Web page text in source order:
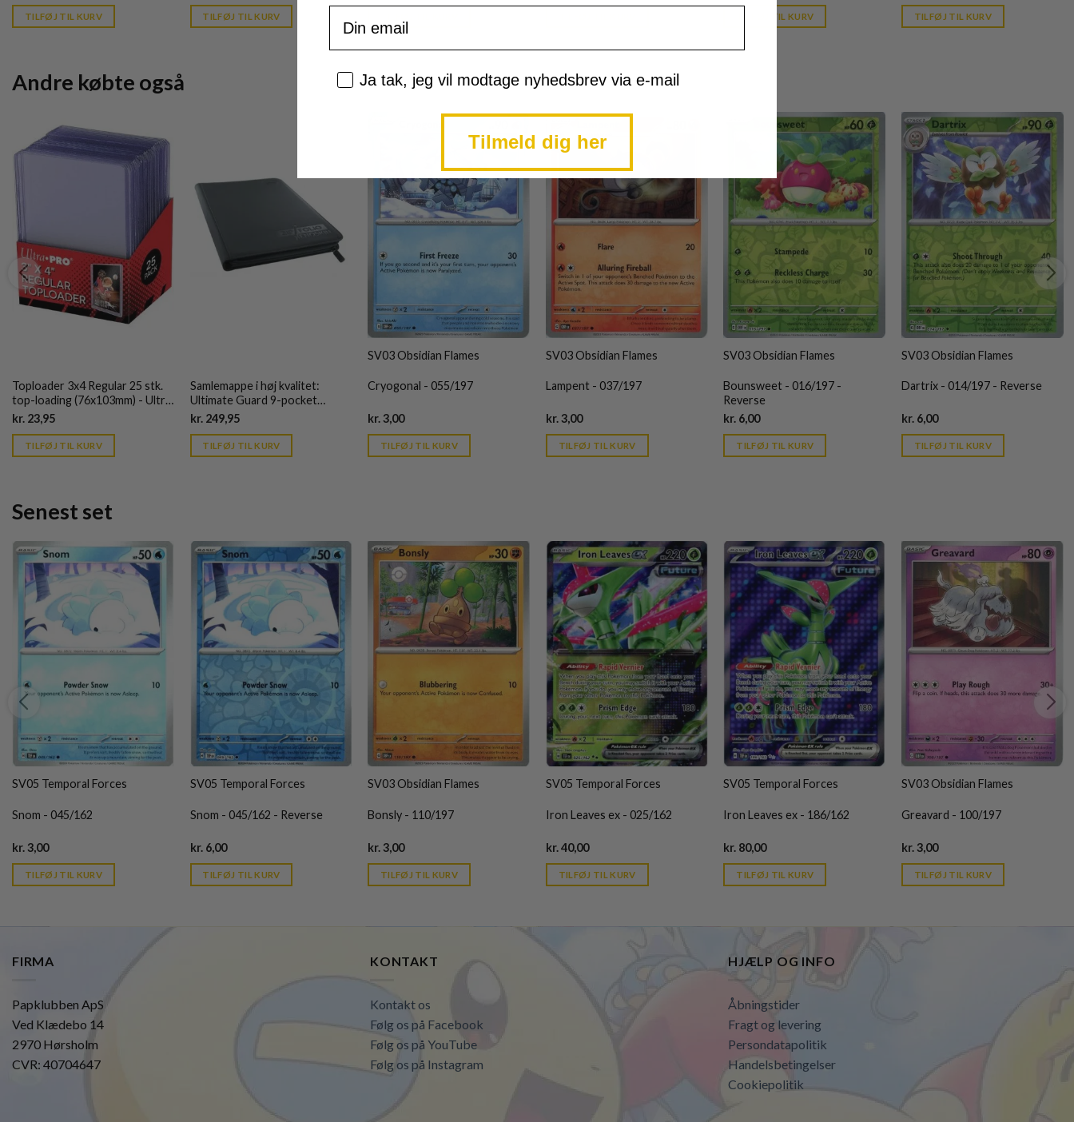
is:
kr. 39,95.
TILFØJ TIL KURV
is:
kr. 39,95.
TILFØJ TIL KURV
kr. 39,95.
kr. 39,95.
TILFØJ TIL KURV
is:
kr. 39,95.
TILFØJ TIL KURV
Andre købte også
Toploader 3x4 Regular 25 stk.
top-loading (76x103mm) - Ultra
Pro
kr. 23,95Current
is:
kr. 39,95.
TILFØJ TIL KURV
Samlemappe i høj kvalitet:
Ultimate Guard 9-pocket
ZipFolio XenoSkin - Sort
kr.249,95Current
is:
kr. 39,95.
TILFØJ TIL KURV
SV03 Obsidian Flames
Cryogonal - 055/197
kr.3,00Current
is:
kr. 39,95.
TILFØJ TIL KURV
SV03 Obsidian Flames
Lampent - 037/197
kr.3,00Current
is:
kr. 39,95.
TILFØJ TIL KURV
SV03 Obsidian Flames
Bounsweet - 016/197 -
Reverse
kr. 6,00Current
is:
kr. 39,95.
TILFØJ TIL KURV
SV03 Obsidian Flames
Dartrix - 014/197 - Reverse
kr.6,00Current
is:
kr. 39,95.
TILFØJ TIL KURV
Senest set
SV05 Temporal Forces
Snom - 045/162
kr.3,00Current
is:
kr. 39,95.
TILFØJ TIL KURV
SV05 Temporal Forces
Snom - 045/162 - Reverse
kr.6,00Current
is:
kr. 39,95.
TILFØJ TIL KURV
SV03 Obsidian Flames
Bonsly - 110/197
kr.3,00Current
is:
kr. 39,95.
TILFØJ TIL KURV
SV05 Temporal Forces
Iron Leaves ex - 025/162
kr.40,00Current
is:
kr. 39,95.
TILFØJ TIL KURV
SV05 Temporal Forces
Iron Leaves ex - 186/162
kr. 80,00Current
is:
kr. 39,95.
TILFØJ TIL KURV
SV03 Obsidian Flames
Greavard - 100/197
kr.3,00Current
is:
kr. 39,95.
TILFØJ TIL KURV
FIRMA
Papklubben ApS
Ved Klædebo 14
2970 Hørsholm
CVR: 40704647
KONTAKT
Kontakt os
Følg os på Facebook
Følg os på YouTube
Følg os på Instagram
HJÆLP OG INFO
Åbningstider
Fragt og levering
Persondatapolitik
Handelsbetingelser
Cookiepolitik
Samtykke
Ja tak, jeg vil modtage nyhedsbrev via e-mail
Tilmeld dig her